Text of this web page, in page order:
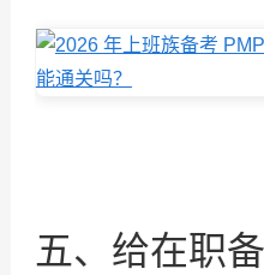
五、给在职